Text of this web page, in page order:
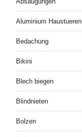
Aluminium Haustueren
Bedachung
Bikini
Blech biegen
Blindnieten
Bolzen